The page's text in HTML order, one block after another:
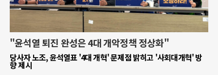
"윤석열 퇴진 완성은 4대 개악정책 정상화"
당사자 노조, 윤석열표 '4대 개혁' 문제점 밝히고 '사회대개혁' 방
향 제시